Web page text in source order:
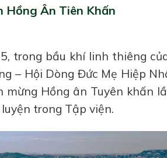
Hồng Ân Tiên Khấn
trong bầu khí linh thiêng
– Hội Dòng Đức Mẹ Hiệp
Hồng ân Tuyên khấn
trong Tập viện.